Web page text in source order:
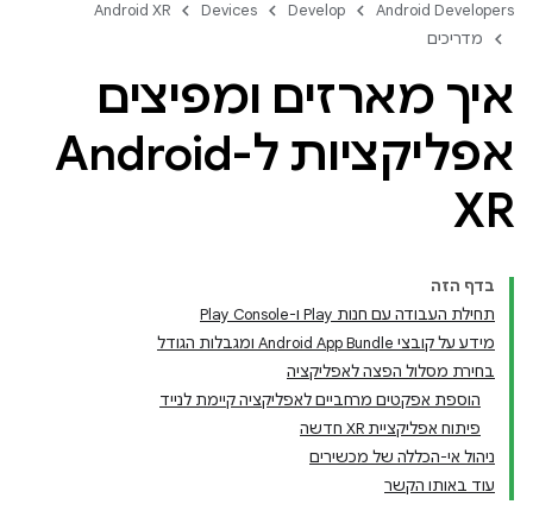
Android Developers
Develop
Devices
Android XR
מדריכים
איך מארזים ומפיצים
אפליקציות ל-Android
XR
בדף הזה
תחילת העבודה עם חנות Play ו-Play Console
מידע על קובצי Android App Bundle ומגבלות הגודל
בחירת מסלול הפצה לאפליקציה
הוספת אפקטים מרחביים לאפליקציה קיימת לנייד
פיתוח אפליקציית XR חדשה
ניהול אי-הכללה של מכשירים
עוד באותו הקשר